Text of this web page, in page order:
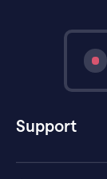
Support